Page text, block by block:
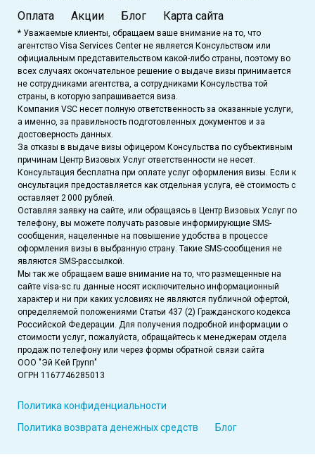
Оплата
Акции Блог Карта сайта
* Уважаемые клиенты, обращаем ваше внимание на то, что
агентство Visa Services Center не является Консульством или
официальным представительством какой-либо страны, поэтому во
всех случаях окончательное решение о выдаче визы принимается
не сотрудниками агентства, а сотрудниками Консульства той
страны, в которую запрашивается виза.
Компания VSC несет полную ответственность за оказанные услуги,
а именно, за правильность подготовленных документов и за
достоверность данных.
За отказы в выдаче визы офицером Консульства по субъективным
причинам Центр Визовых Услуг ответственности не несет.
Консультация бесплатна при оплате услуг оформления визы. Если к
онсультация предоставляется как отдельная услуга, её стоимость с
оставляет 2 000 рублей.
Оставляя заявку на сайте, или обращаясь в Центр Визовых Услуг по
телефону, вы можете получать разовые информирующие SMS-
сообщения, нацеленные на повышение удобства в процессе
оформления визы в выбранную страну. Такие SMS-сообщения не
являются SMS-рассылкой.
Мы так же обращаем ваше внимание на то, что размещенные на
сайте visa-sc.ru данные носят исключительно информационный
характер и ни при каких условиях не являются публичной офертой,
определяемой положениями Статьи 437 (2) Гражданского кодекса
Российской Федерации. Для получения подробной информации о
стоимости услуг, пожалуйста, обращайтесь к менеджерам отдела
продаж по телефону или через формы обратной связи сайта
ООО "Эй Кей Групп"
ОГРН 1167746285013
Политика конфиденциальности
Политика возврата денежных средств
Блог